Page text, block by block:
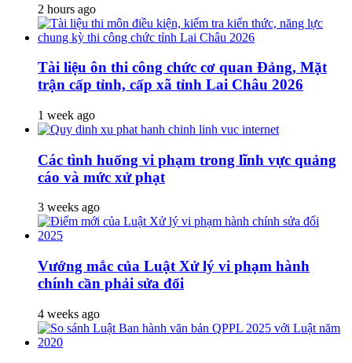
2 hours ago
Tài liệu ôn thi công chức cơ quan Đảng, Mặt
trận cấp tỉnh, cấp xã tỉnh Lai Châu 2026
1 week ago
Các tình huống vi phạm trong lĩnh vực quảng
cáo và mức xử phạt
3 weeks ago
Vướng mắc của Luật Xử lý vi phạm hành
chính cần phải sửa đổi
4 weeks ago